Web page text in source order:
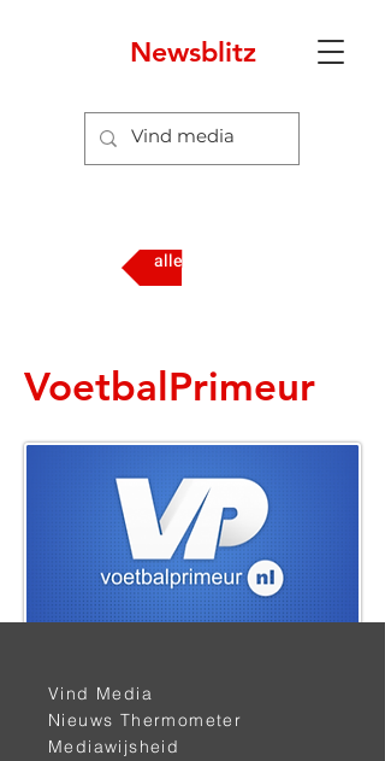
Newsblitz
alle media
VoetbalPrimeur
Vind Media
Nieuws Thermometer
Mediawijsheid